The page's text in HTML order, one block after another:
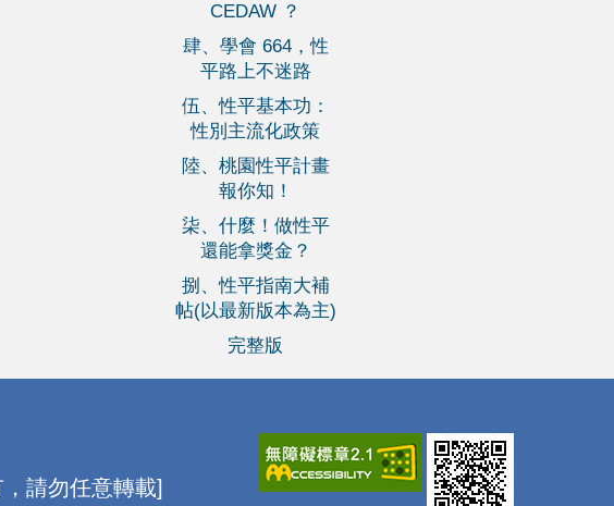
CEDAW ？
肆、學會 664，性
平路上不迷路
伍、性平基本功：
性別主流化政策
陸、桃園性平計畫
報你知！
柒、什麼！做性平
還能拿獎金？
捌、性平指南大補
帖(以最新版本為主)
完整版
請勿任意轉載]